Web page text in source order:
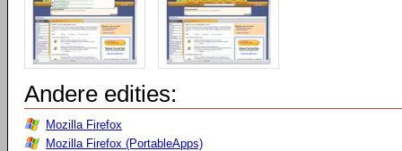
Andere edities:
Mozilla Firefox
Mozilla Firefox (PortableApps)